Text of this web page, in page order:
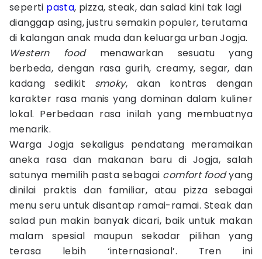
seperti pasta, pizza, steak, dan salad kini tak lagi
dianggap asing, justru semakin populer, terutama
di kalangan anak muda dan keluarga urban Jogja.
Western food menawarkan sesuatu yang
berbeda, dengan rasa gurih, creamy, segar, dan
kadang sedikit smoky, akan kontras dengan
karakter rasa manis yang dominan dalam kuliner
lokal. Perbedaan rasa inilah yang membuatnya
menarik.
Warga Jogja sekaligus pendatang meramaikan
aneka rasa dan makanan baru di Jogja, salah
satunya memilih pasta sebagai comfort foodyang
dinilai praktis dan familiar, atau pizza sebagai
menu seru untuk disantap ramai-ramai. Steak dan
salad pun makin banyak dicari, baik untuk makan
malam spesial maupun sekadar pilihan yang
terasa lebih ‘internasional’. Tren ini